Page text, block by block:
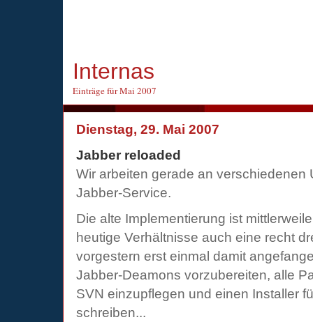
Internas
Einträge für Mai 2007
Dienstag, 29. Mai 2007
Jabber reloaded
Wir arbeiten gerade an verschiedenen
Jabber-Service.
Die alte Implementierung ist
heutige Verhältnisse auch eine recht
vorgestern erst einmal damit
Jabber-Deamons vorzubereiten, alle
SVN einzupflegen und einen Installer
schreiben...